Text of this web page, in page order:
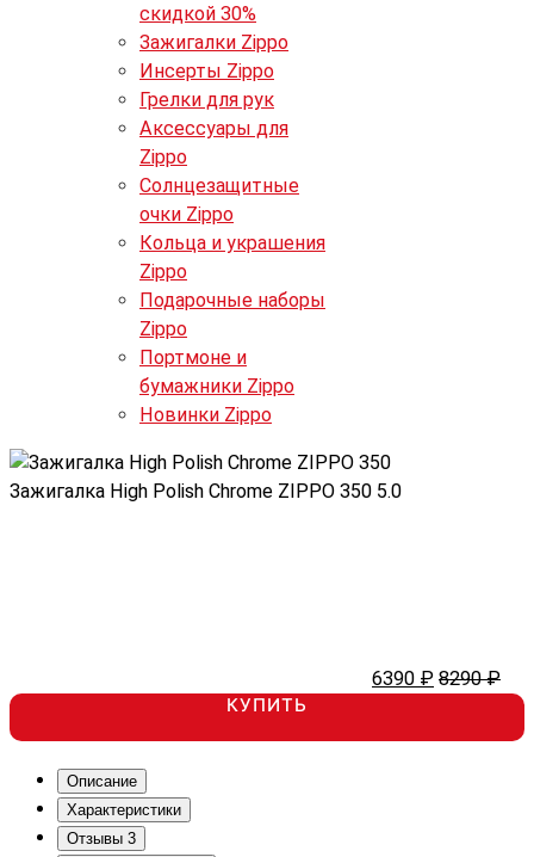
скидкой 30%
Зажигалки Zippo
Инсерты Zippo
Грелки для рук
Аксессуары для
Zippo
Солнцезащитные
очки Zippo
Кольца и украшения
Zippo
Подарочные наборы
Zippo
Портмоне и
бумажники Zippo
Новинки Zippo
Зажигалка High Polish Chrome ZIPPO 350 5.0
6390 ₽ 8290 ₽
КУПИТЬ
Описание
Характеристики
Отзывы 3